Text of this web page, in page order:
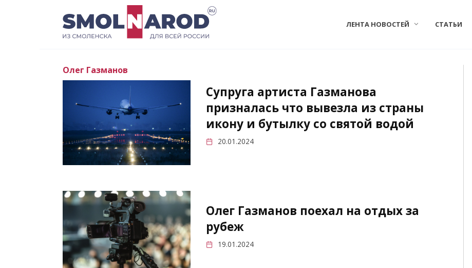
ЛЕНТА НОВОСТЕЙ СТАТЬИ
Олег Газманов
Супруга артиста Газманова
призналась что вывезла из страны
икону и бутылку со святой водой
20.01.2024
Олег Газманов поехал на отдых за
рубеж
19.01.2024